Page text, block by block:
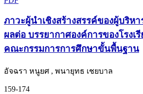
ภาวะผู้นำเชิงสร้างสรรค์ของผู้บริห
ผลต่อ บรรยากาศองค์การของโรงเ
คณะกรรมการการศึกษาขั้นพื้นฐาน
อัจฉรา หนูยศ , พนายุทธ เชยบาล
159-174